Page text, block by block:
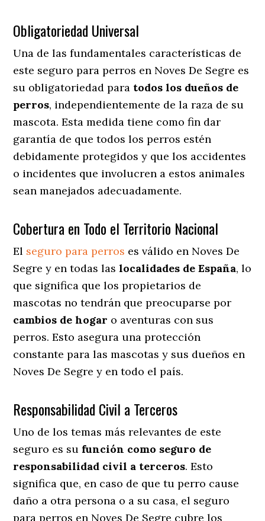
Obligatoriedad Universal
Una de las fundamentales características de
este seguro para perros en Noves De Segre es
su obligatoriedad para todos los dueños de
perros, independientemente de la raza de su
mascota. Esta medida tiene como fin dar
garantía de que todos los perros estén
debidamente protegidos y que los accidentes
o incidentes que involucren a estos animales
sean manejados adecuadamente.
Cobertura en Todo el Territorio Nacional
El seguro para perros es válido en Noves De
Segre y en todas laslocalidades de España, lo
que significa que los propietarios de
mascotas no tendrán que preocuparse por
cambios de hogar o aventuras con sus
perros. Esto asegura una protección
constante para las mascotas y sus dueños en
Noves De Segre y en todo el país.
Responsabilidad Civil a Terceros
Uno de los temas más relevantes de este
seguro es su función como seguro de
responsabilidad civil a terceros. Esto
significa que, en caso de que tu perro cause
daño a otra persona o a su casa, el seguro
para perros en Noves De Segre cubre los